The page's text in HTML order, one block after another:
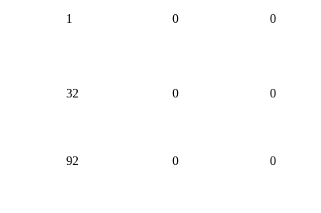
1 0 0
32 0 0
92 0 0